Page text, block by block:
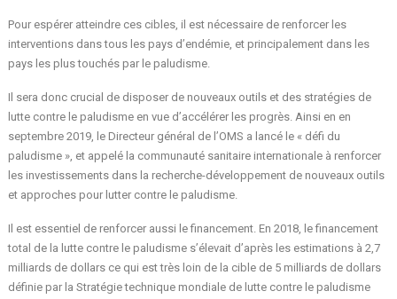
Pour espérer atteindre ces cibles, il est nécessaire de renforcer les
interventions dans tous les pays d’endémie, et principalement dans les
pays les plus touchés par le paludisme.
Il sera donc crucial de disposer de nouveaux outils et des stratégies de
lutte contre le paludisme en vue d’accélérer les progrès. Ainsi en en
septembre 2019, le Directeur général de l’OMS a lancé le « défi du
paludisme », et appelé la communauté sanitaire internationale à renforcer
les investissements dans la recherche-développement de nouveaux outils
et approches pour lutter contre le paludisme.
Il est essentiel de renforcer aussi le financement. En 2018, le financement
total de la lutte contre le paludisme s’élevait d’après les estimations à 2,7
milliards de dollars ce qui est très loin de la cible de 5 milliards de dollars
définie par la Stratégie technique mondiale de lutte contre le paludisme